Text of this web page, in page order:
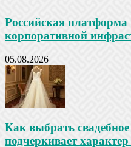
Российская
корпоративной
05.08.2026
Как выбрать
подчеркивает